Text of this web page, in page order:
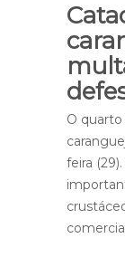
O
feira